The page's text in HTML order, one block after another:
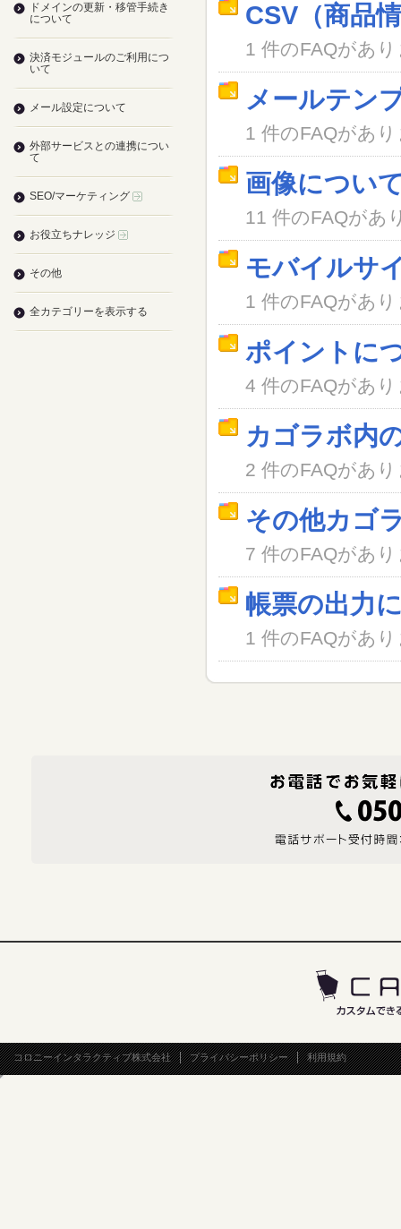
CSV（商品
1 件のFAQがあ
メールテン
1 件のFAQがあ
画像につい
11 件のFAQがあ
モバイルサ
1 件のFAQがあ
ポイントに
4 件のFAQがあ
カゴラボ内
2 件のFAQがあ
その他カゴ
7 件のFAQがあ
帳票の出力
1 件のFAQがあ
ドメインの更新・移管手続き
について
決済モジュールのご利用につ
いて
メール設定について
外部サービスとの連携につい
て
SEO/マーケティング
お役立ちナレッジ
その他
全カテゴリーを表示する
コロニーインタラクティブ株式会社 プライバシーポリシー 利用規約